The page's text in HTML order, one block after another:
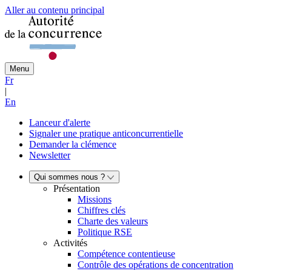
Aller au contenu principal
Menu
Fr
|
En
Lanceur d'alerte
Signaler une pratique anticoncurrentielle
Demander la clémence
Newsletter
Qui sommes nous ?
Présentation
Missions
Chiffres clés
Charte des valeurs
Politique RSE
Activités
Compétence contentieuse
Contrôle des opérations de concentration